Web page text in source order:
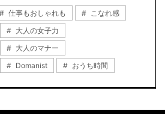
仕事もおしゃれも
こなれ感
大人の女子力
大人のマナー
Domanist おうち時間